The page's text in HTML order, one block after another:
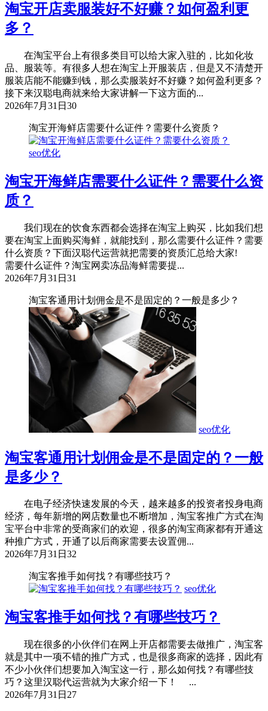
淘宝开店卖服装好不好赚？如何盈利更
多？
在淘宝平台上有很多类目可以给大家入驻的，比如化妆
品、服装等。有很多人想在淘宝上开服装店，但是又不清楚开
服装店能不能赚到钱，那么卖服装好不好赚？如何盈利更多？
接下来汉聪电商就来给大家讲解一下这方面的...
2026年7月31日 30
淘宝开海鲜店需要什么证件？需要什么资质？
seo优化
淘宝开海鲜店需要什么证件？需要什么资
质？
我们现在的饮食东西都会选择在淘宝上购买，比如我们想
要在淘宝上面购买海鲜，就能找到，那么需要什么证件？需要
什么资质？下面汉聪代运营就把需要的资质汇总给大家!
需要什么证件？淘宝网卖冻品海鲜需要提...
2026年7月31日 31
淘宝客通用计划佣金是不是固定的？一般是多少？
seo优化
淘宝客通用计划佣金是不是固定的？一般
是多少？
在电子经济快速发展的今天，越来越多的投资者投身电商
经济，每年新增的网店数量也不断增加，淘宝客推广方式在淘
宝平台中非常的受商家们的欢迎，很多的淘宝商家都有开通这
种推广方式，开通了以后商家需要去设置佣...
2026年7月31日 32
淘宝客推手如何找？有哪些技巧？
seo优化
淘宝客推手如何找？有哪些技巧？
现在很多的小伙伴们在网上开店都需要去做推广，淘宝客
就是其中一项不错的推广方式，也是很多商家的选择，因此有
不少小伙伴们想要加入淘宝这一行，那么如何找？有哪些技
巧？这里汉聪代运营就为大家介绍一下！ ...
2026年7月31日 27